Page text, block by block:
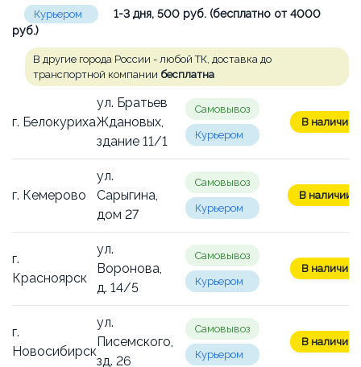
Курьером
1-3 дня, 500 руб. (бесплатно от 4000
руб.)
В другие города России - любой ТК, доставка до
транспортной компании бесплатна
г. Белокуриха
ул. Братьев
Ждановых,
здание 11/1
Самовывоз
Курьером
В наличии:
г. Кемерово
ул.
Сарыгина,
дом 27
Самовывоз
Курьером
В наличии:
г.
Красноярск
ул.
Воронова,
д. 14/5
Самовывоз
Курьером
В наличии:
г.
Новосибирск
ул.
Писемского,
зд. 26
Самовывоз
Курьером
В наличии: